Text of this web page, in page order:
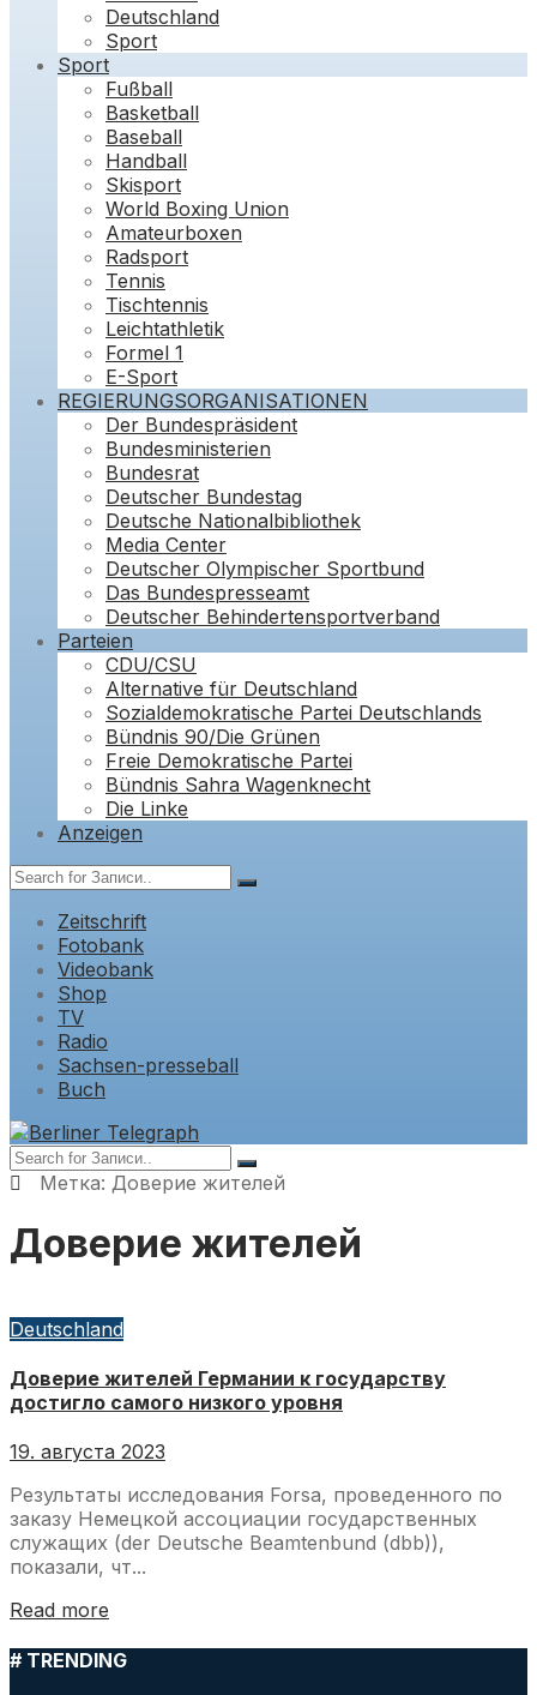
Deutschland
Sport
Sport
Fußball
Basketball
Baseball
Handball
Skisport
World Boxing Union
Amateurboxen
Radsport
Tennis
Tischtennis
Leichtathletik
Formel 1
E-Sport
REGIERUNGSORGANISATIONEN
Der Bundespräsident
Bundesministerien
Bundesrat
Deutscher Bundestag
Deutsche Nationalbibliothek
Media Center
Deutscher Olympischer Sportbund
Das Bundespresseamt
Deutscher Behindertensportverband
Parteien
CDU/CSU
Alternative für Deutschland
Sozialdemokratische Partei Deutschlands
Bündnis 90/Die Grünen
Freie Demokratische Partei
Bündnis Sahra Wagenknecht
Die Linke
Anzeigen
Zeitschrift
Fotobank
Videobank
Shop
TV
Radio
Sachsen-presseball
Buch
Метка: Доверие жителей
Доверие жителей
Deutschland
Доверие жителей Германии к государству
достигло самого низкого уровня
19. августа 2023
Результаты исследования Forsa, проведенного по
заказу Немецкой ассоциации государственных
служащих (der Deutsche Beamtenbund (dbb)),
показали, чт...
Read more
# TRENDING